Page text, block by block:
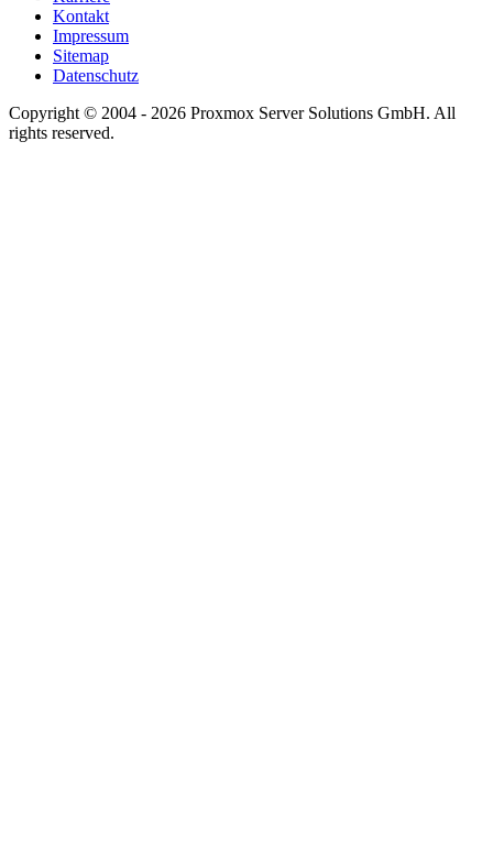
Kontakt
Impressum
Sitemap
Datenschutz
Copyright © 2004 - 2026 Proxmox Server Solutions GmbH. All
rights reserved.